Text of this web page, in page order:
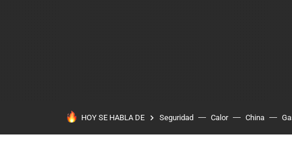
HOY SE HABLA DE Seguridad Calor China